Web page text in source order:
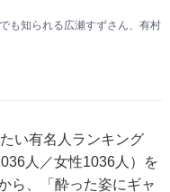
も知られる広瀬すずさん、有村
い有名人ランキング
人／女性1036人）を
ら、「酔った姿にギャ